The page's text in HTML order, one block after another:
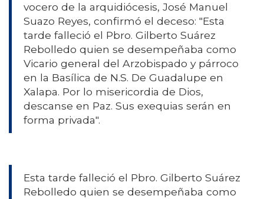
vocero de la arquidiócesis, José Manuel
Suazo Reyes, confirmó el deceso: "Esta
tarde falleció el Pbro. Gilberto Suárez
Rebolledo quien se desempeñaba como
Vicario general del Arzobispado y párroco
en la Basílica de N.S. De Guadalupe en
Xalapa. Por lo misericordia de Dios,
descanse en Paz. Sus exequias serán en
forma privada".
Esta tarde falleció el Pbro. Gilberto Suárez
Rebolledo quien se desempeñaba como